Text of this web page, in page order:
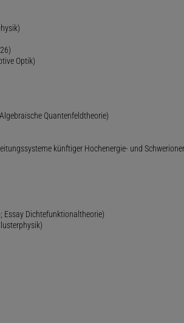
Optik)
Quantenfeldtheorie)
künftiger Hochenergie- und
Essay Dichtefunktionaltheorie)